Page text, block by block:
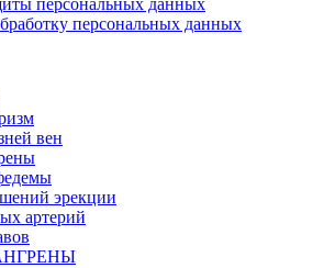
персональных данных
персональных данных
вен
эрекции
артерий